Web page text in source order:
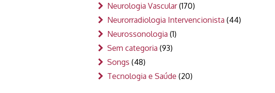
Neurologia Vascular(170)
Neurorradiologia Intervencionista (44)
Neurossonologia (1)
Sem categoria (93)
Songs (48)
Tecnologia e Saúde (20)